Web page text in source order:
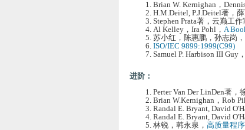
Brian W. Kernighan，
H.M.Deitel, P.J.Deitel著，
Stephen Prata著，云巅工作
Al Kelley，Ira Pohl， A
苏小红，陈惠鹏，孙志岗，
ISO/IEC 9899:1999(C99)
Samuel P. Harbison III Guy
进阶：
Perter Van Der LinDen著，
Brian W.Kernighan，Rob
Randal E. Bryant, David
Randal E. Bryant, David
林锐，韩永泉， 高质量程